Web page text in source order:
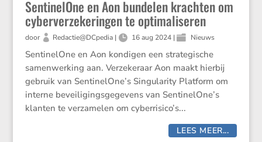
SentinelOne en Aon bundelen krachten om
cyberverzekeringen te optimaliseren
door Redactie@DCpedia| 16 aug 2024 | Nieuws
Senti­ne­lOne en Aon kondigen een strate­gi­sche
samen­wer­king aan. Verze­ke­raar Aon maakt hierbij
gebruik van SentinelOne’s Singu­la­rity Platform om
interne bevei­li­gings­ge­ge­vens van SentinelOne’s
klanten te verza­melen om cyberrisico’s...
LEES MEER...